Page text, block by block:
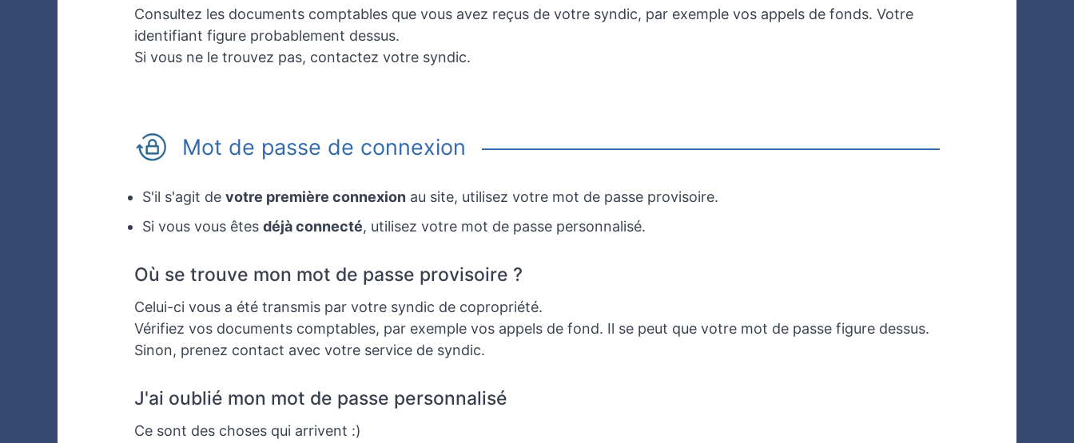
Consultez les documents comptables que vous avez reçus de votre syndic, par exemple vos appels de fonds. Votre
identifiant figure probablement dessus.
Si vous ne le trouvez pas, contactez votre syndic.
Mot de passe de connexion
S'il s'agit de votre première connexion au site, utilisez votre mot de passe provisoire.
Si vous vous êtes déjà connecté, utilisez votre mot de passe personnalisé.
Où se trouve mon mot de passe provisoire ?
Celui-ci vous a été transmis par votre syndic de copropriété.
Vérifiez vos documents comptables, par exemple vos appels de fond. Il se peut que votre mot de passe figure dessus.
Sinon, prenez contact avec votre service de syndic.
J'ai oublié mon mot de passe personnalisé
Ce sont des choses qui arrivent :)